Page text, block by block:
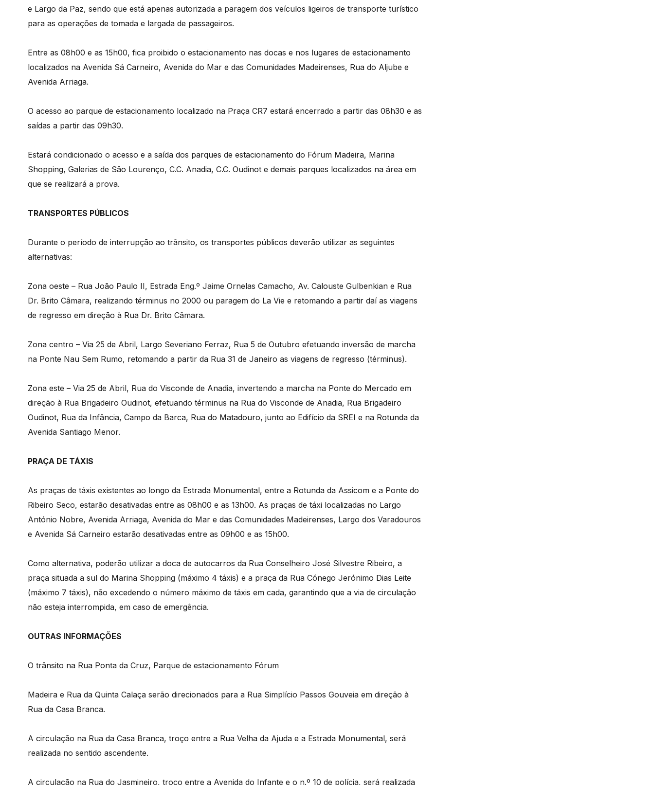
e Largo da Paz, sendo que está apenas autorizada a paragem dos veículos ligeiros de transporte turístico
para as operações de tomada e largada de passageiros.
Entre as 08h00 e as 15h00, fica proibido o estacionamento nas docas e nos lugares de estacionamento
localizados na Avenida Sá Carneiro, Avenida do Mar e das Comunidades Madeirenses, Rua do Aljube e
Avenida Arriaga.
O acesso ao parque de estacionamento localizado na Praça CR7 estará encerrado a partir das 08h30 e as
saídas a partir das 09h30.
Estará condicionado o acesso e a saída dos parques de estacionamento do Fórum Madeira, Marina
Shopping, Galerias de São Lourenço, C.C. Anadia, C.C. Oudinot e demais parques localizados na área em
que se realizará a prova.
TRANSPORTES PÚBLICOS
Durante o período de interrupção ao trânsito, os transportes públicos deverão utilizar as seguintes
alternativas:
Zona oeste – Rua João Paulo II, Estrada Eng.º Jaime Ornelas Camacho, Av. Calouste Gulbenkian e Rua
Dr. Brito Câmara, realizando términus no 2000 ou paragem do La Vie e retomando a partir daí as viagens
de regresso em direção à Rua Dr. Brito Câmara.
Zona centro – Via 25 de Abril, Largo Severiano Ferraz, Rua 5 de Outubro efetuando inversão de marcha
na Ponte Nau Sem Rumo, retomando a partir da Rua 31 de Janeiro as viagens de regresso (términus).
Zona este – Via 25 de Abril, Rua do Visconde de Anadia, invertendo a marcha na Ponte do Mercado em
direção à Rua Brigadeiro Oudinot, efetuando términus na Rua do Visconde de Anadia, Rua Brigadeiro
Oudinot, Rua da Infância, Campo da Barca, Rua do Matadouro, junto ao Edifício da SREI e na Rotunda da
Avenida Santiago Menor.
PRAÇA DE TÁXIS
As praças de táxis existentes ao longo da Estrada Monumental, entre a Rotunda da Assicom e a Ponte do
Ribeiro Seco, estarão desativadas entre as 08h00 e as 13h00. As praças de táxi localizadas no Largo
António Nobre, Avenida Arriaga, Avenida do Mar e das Comunidades Madeirenses, Largo dos Varadouros
e Avenida Sá Carneiro estarão desativadas entre as 09h00 e as 15h00.
Como alternativa, poderão utilizar a doca de autocarros da Rua Conselheiro José Silvestre Ribeiro, a
praça situada a sul do Marina Shopping (máximo 4 táxis) e a praça da Rua Cónego Jerónimo Dias Leite
(máximo 7 táxis), não excedendo o número máximo de táxis em cada, garantindo que a via de circulação
não esteja interrompida, em caso de emergência.
OUTRAS INFORMAÇÕES
O trânsito na Rua Ponta da Cruz, Parque de estacionamento Fórum
Madeira e Rua da Quinta Calaça serão direcionados para a Rua Simplício Passos Gouveia em direção à
Rua da Casa Branca.
A circulação na Rua da Casa Branca, troço entre a Rua Velha da Ajuda e a Estrada Monumental, será
realizada no sentido ascendente.
A circulação na Rua do Jasmineiro, troço entre a Avenida do Infante e o n.º 10 de polícia, será realizada